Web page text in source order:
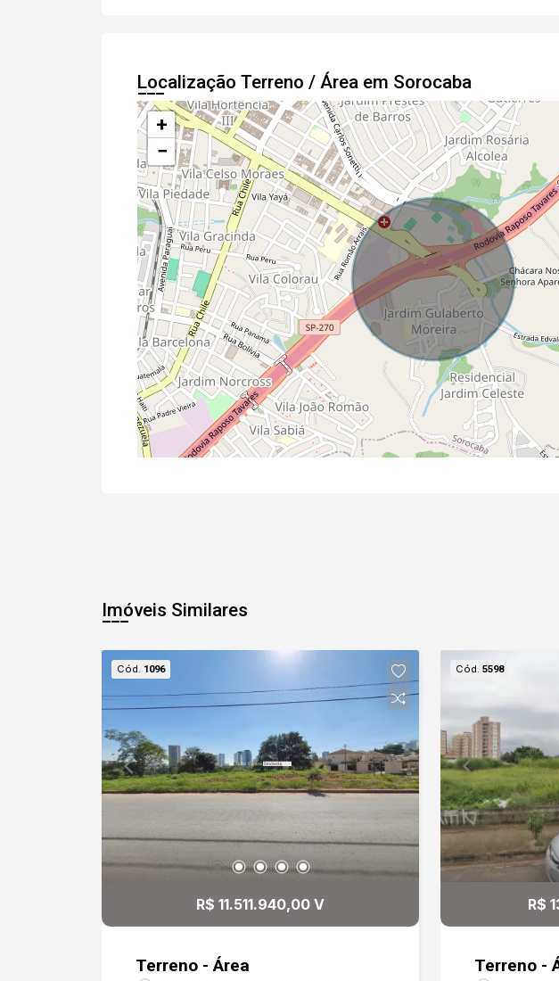
Localização Terreno / Área em Sorocaba
+
−
Imóveis Similares
Cód. 1096
R$ 11.511.940,00 V
Terreno - Área
Cód. 5598
R$
Terreno -